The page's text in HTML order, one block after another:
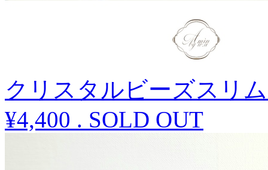
クリスタルビーズスリ
¥4,400 . SOLD OUT